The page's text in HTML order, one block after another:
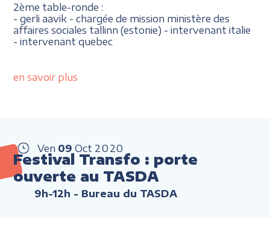
2ème table-ronde :
- gerli aavik - chargée de mission ministère des
affaires sociales tallinn (estonie) - intervenant italie
- intervenant quebec
en savoir plus
Ven 09 Oct 2020
Festival Transfo : porte
ouverte au TASDA
9h-12h - Bureau du TASDA